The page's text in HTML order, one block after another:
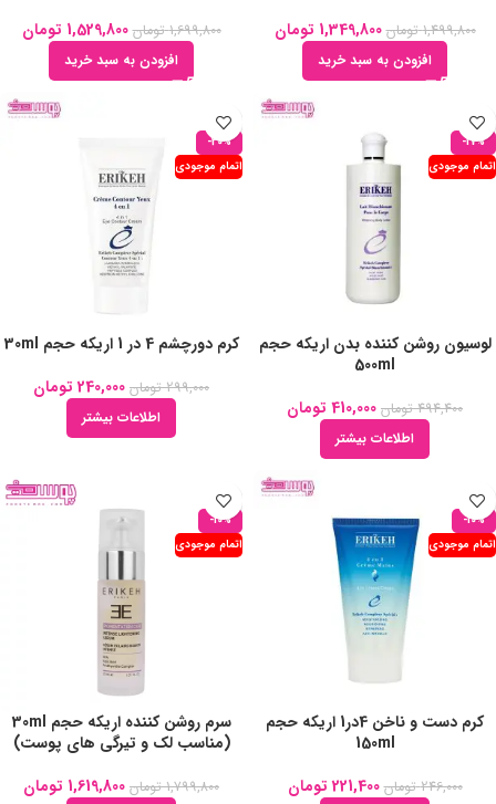
1,499,800 تومان 1,349,800 تومان
افزودن به سبد خرید
1,699,800 تومان 1,529,800 تومان
افزودن به سبد خرید
-17%
اتمام موجودی
لوسیون روشن کننده بدن اریکه حجم
500ml
494,400 تومان 410,000 تومان
اطلاعات بیشتر
-20%
اتمام موجودی
کرم دورچشم 4 در 1 اریکه حجم 30ml
299,000 تومان 240,000 تومان
اطلاعات بیشتر
-10%
اتمام موجودی
کرم دست و ناخن 4در1 اریکه حجم
150ml
246,000 تومان 221,400 تومان
-10%
اتمام موجودی
سرم روشن کننده اریکه حجم 30ml
(مناسب لک و تیرگی های پوست)
1,799,800 تومان 1,619,800 تومان